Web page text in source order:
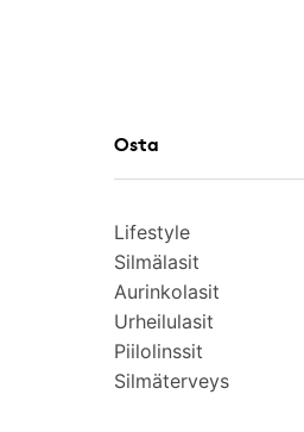
Osta
Lifestyle
Silmälasit
Aurinkolasit
Urheilulasit
Piilolinssit
Silmäterveys